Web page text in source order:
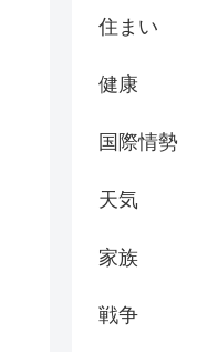
住まい
健康
国際情勢
天気
家族
戦争